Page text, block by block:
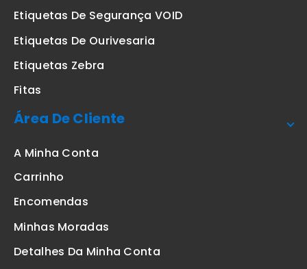
Etiquetas De Segurança VOID
Etiquetas De Ourivesaria
Etiquetas Zebra
Fitas
Área De Cliente
A Minha Conta
Carrinho
Encomendas
Minhas Moradas
Detalhes Da Minha Conta